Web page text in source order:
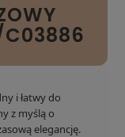
C03886
i łatwy do
z myślą o
elegancję.